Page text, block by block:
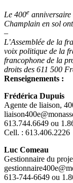
Le 400e anniversaire
Champlain en sol
–
L’Assemblée de la
voix politique de la
francophone de la
droits des 611 500
Renseignements :
Frédérica Dupuis
Agente de liaison,
613.744.6649 ou
Cell. : 613.406.2226
Luc Comeau
Gestionnaire du
613-744-6649 ou